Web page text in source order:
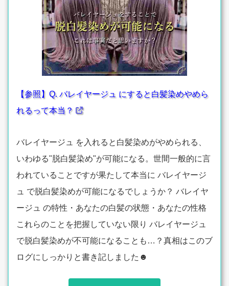
【参照】Q. バレイヤージュ にすると白髪染めやめら
れるって本当？
バレイヤージュ を入れると白髪染めがやめられる、
いわゆる"脱白髪染め"が可能になる。世間一般的に言
われていることですが果たして本当に バレイヤージ
ュ で脱白髪染めが可能になるでしょうか？ バレイヤ
ージュ の特性・あなたの白髪の状態・あなたの性格
これらのことを把握していない限り バレイヤージュ
で脱白髪染めが不可能になることも…？真相はこのブ
ログにしっかりと書き記しました☻